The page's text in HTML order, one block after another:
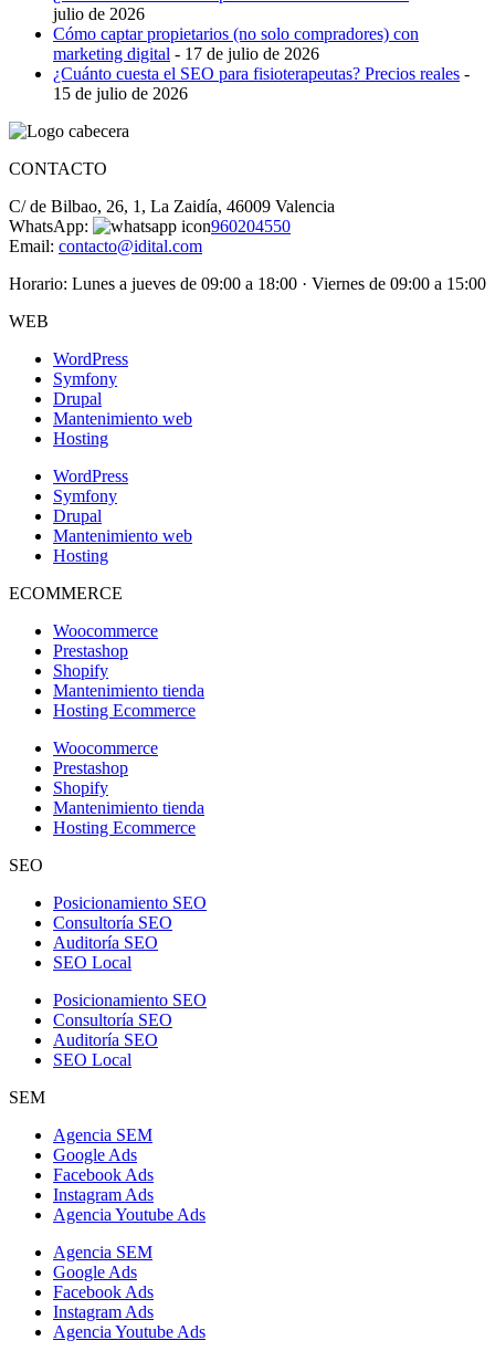
julio de 2026
Cómo captar propietarios (no solo compradores) con
marketing digital - 17 de julio de 2026
¿Cuánto cuesta el SEO para fisioterapeutas? Precios reales -
15 de julio de 2026
CONTACTO
C/ de Bilbao, 26, 1, La Zaidía, 46009 Valencia
WhatsApp:
960204550
Email: contacto@idital.com
Horario: Lunes a jueves de 09:00 a 18:00 · Viernes de 09:00 a 15:00
WEB
WordPress
Symfony
Drupal
Mantenimiento web
Hosting
WordPress
Symfony
Drupal
Mantenimiento web
Hosting
ECOMMERCE
Woocommerce
Prestashop
Shopify
Mantenimiento tienda
Hosting Ecommerce
Woocommerce
Prestashop
Shopify
Mantenimiento tienda
Hosting Ecommerce
SEO
Posicionamiento SEO
Consultoría SEO
Auditoría SEO
SEO Local
Posicionamiento SEO
Consultoría SEO
Auditoría SEO
SEO Local
SEM
Agencia SEM
Google Ads
Facebook Ads
Instagram Ads
Agencia Youtube Ads
Agencia SEM
Google Ads
Facebook Ads
Instagram Ads
Agencia Youtube Ads